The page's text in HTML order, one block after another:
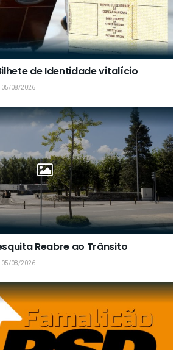
de Identidade vitalício
05/08/2026
Reabre ao Trânsito
05/08/2026